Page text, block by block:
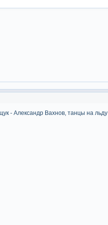
- Александр Вахнов, танцы на льду